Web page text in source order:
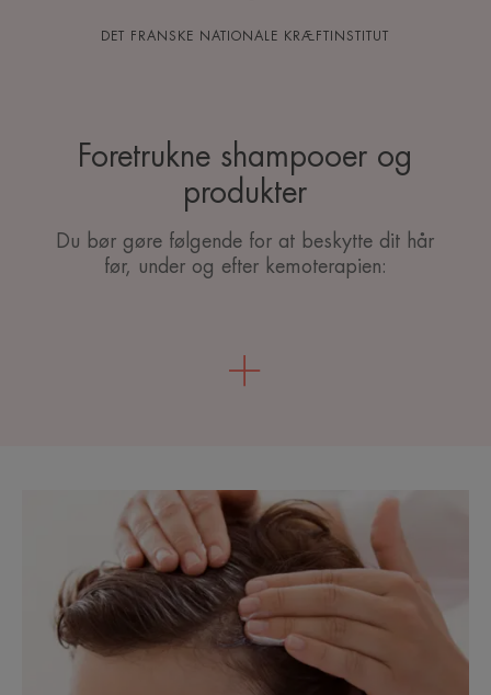
DET FRANSKE NATIONALE KRÆFTINSTITUT
Foretrukne shampooer og
produkter
Du bør gøre følgende for at beskytte dit hår
før, under og efter kemoterapien: